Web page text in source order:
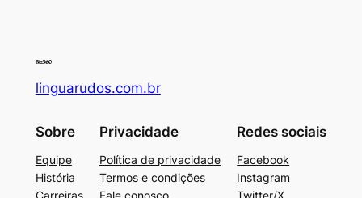
linguarudos.com.br
Sobre
Equipe
História
Carreiras
Privacidade
Política de privacidade
Termos e condições
Fale conosco
Redes sociais
Facebook
Instagram
Twitter/X